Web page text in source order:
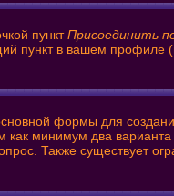
пунктПрисоединить
пункт в вашем профиле
формы для
минимум два варианта
Также существует